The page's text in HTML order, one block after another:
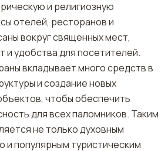
и религиозную
отелей, ресторанов и
вокруг священных мест,
и удобства для посетителей.
вкладывает много средств в
и создание новых
чтобы обеспечить
для всех паломников. Таким
не только духовным
и популярным туристическим